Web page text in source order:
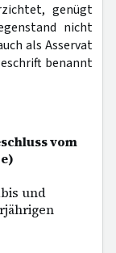
genügt
nicht
als Asservat
benannt
vom
und